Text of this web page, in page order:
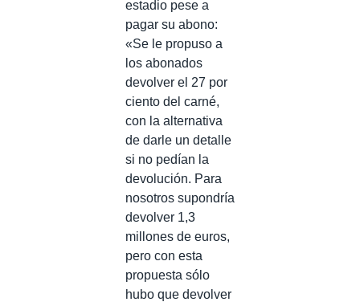
estadio pese a
pagar su abono:
«Se le propuso a
los abonados
devolver el 27 por
ciento del carné,
con la alternativa
de darle un detalle
si no pedían la
devolución. Para
nosotros supondría
devolver 1,3
millones de euros,
pero con esta
propuesta sólo
hubo que devolver